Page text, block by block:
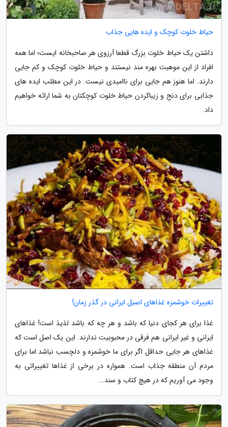
حیاط خلوت کوچک و ایده هایی جذاب
داشتن یک حیاط خلوت بزرگ قطعا آرزوی هر صاحبخانه ایست؛ اما همه
افراد از این موهبت بهره مند نیستند و حیاط خلوت کوچک و کم جایی
دارند. اما هنوز هم جایی برای ناامیدی نیست. در این مطلب ایده های
جذابی برای دنج و زیباکردن حیاط خلوت کوچکتان به شما ارائه خواهیم
داد.
تغییرات خوشمزه غذاهای اصیل ایرانی در گذر زمان!
غذا برای هر کجای دنیا که باشد و هر چه که باشد لذیذ است! غذاهای
ایرانی و غیر ایرانی هم فرقی در محبوبیت ندارند. این یک اصل است که
غذاهای هر جایی حداقل اگر برای ما خوشمزه و دلچسب نباشد اما برای
مردم آن منطقه جذاب است. همواره در برخی از غذاها تغییراتی به
وجود می آوریم که در هیچ کتاب و سند...